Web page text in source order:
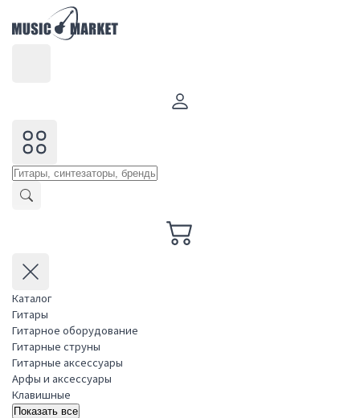
Каталог
Гитары
Гитарное оборудование
Гитарные струны
Гитарные аксессуары
Арфы и аксессуары
Клавишные
Показать все